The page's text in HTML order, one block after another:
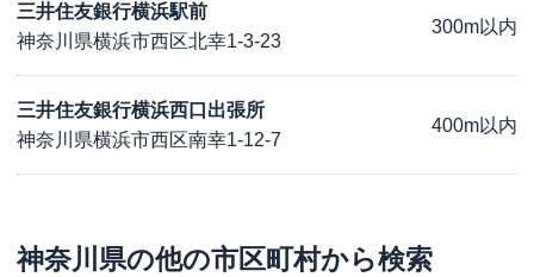
三井住友銀行横浜駅前
神奈川県横浜市西区北幸1-3-23
300m以内
三井住友銀行横浜西口出張所
神奈川県横浜市西区南幸1-12-7
400m以内
神奈川県の他の市区町村から検索